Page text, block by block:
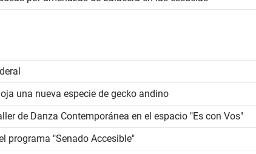
una nueva especie de gecko andino
de Danza Contemporánea en el espacio "Es con Vos"
programa "Senado Accesible"